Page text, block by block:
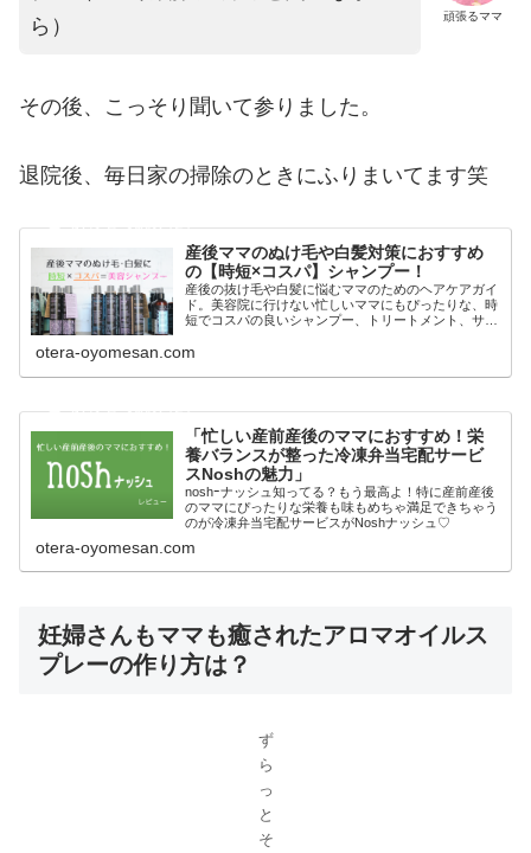
頑張るママ
ら）
その後、こっそり聞いて参りました。
退院後、毎日家の掃除のときにふりまいてます笑
産後ママのぬけ毛や白髪対策におすすめ
の【時短×コスパ】シャンプー！
産後の抜け毛や白髪に悩むママのためのヘアケアガイ
ド。美容院に行けない忙しいママにもぴったりな、時
短でコスパの良いシャンプー、トリートメント、サプ
で、産後の髪の悩みを解決します。無添加・オーガニ
otera-oyomesan.com
「忙しい産前産後のママにおすすめ！栄
養バランスが整った冷凍弁当宅配サービ
スNoshの魅力」
noshｰナッシュ知ってる？もう最高よ！特に産前産後
のママにぴったりな栄養も味もめちゃ満足できちゃう
のが冷凍弁当宅配サービスがNoshナッシュ♡
otera-oyomesan.com
妊婦さんもママも癒されたアロマオイルス
プレーの作り方は？
ず
ら
っ
と
そ